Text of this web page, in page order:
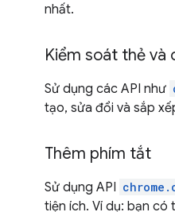
nhất.
Kiểm soát thẻ và
Sử dụng các API như
tạo, sửa đổi và sắp
Thêm phím tắt
Sử dụng API
tiện ích. Ví dụ: bạn